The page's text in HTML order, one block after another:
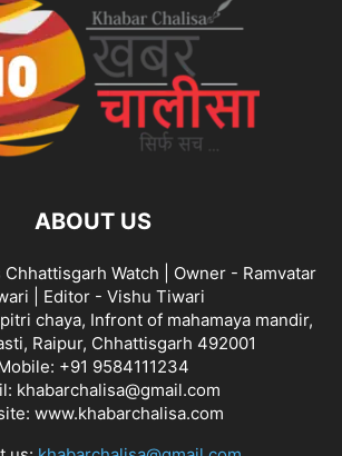
ABOUT US
Watch | Owner - Ramvatar
| Editor - Vishu Tiwari
chaya, Infront of mahamaya mandir,
Raipur, Chhattisgarh 492001
+91 9584111234
khabarchalisa@gmail.com
www.khabarchalisa.com